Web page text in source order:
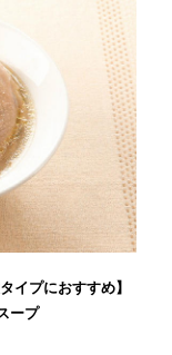
イプにおすすめ】
ープ